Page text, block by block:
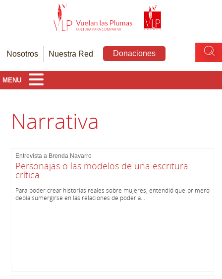
Nosotros Nuestra Red Donaciones
MENU
Narrativa
Entrevista a Brenda Navarro
Personajas o las modelos de una escritura
crítica
Para poder crear historias reales sobre mujeres, entendió que primero
debía sumergirse en las relaciones de poder a...